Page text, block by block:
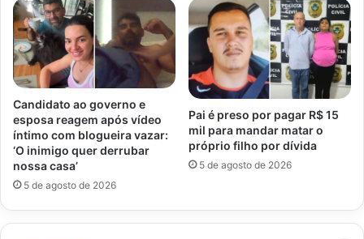
Candidato ao governo e
esposa reagem após vídeo
íntimo com blogueira vazar:
‘O inimigo quer derrubar
nossa casa’
5 de agosto de 2026
Pai é preso por pagar R$ 15
mil para mandar matar o
próprio filho por dívida
5 de agosto de 2026